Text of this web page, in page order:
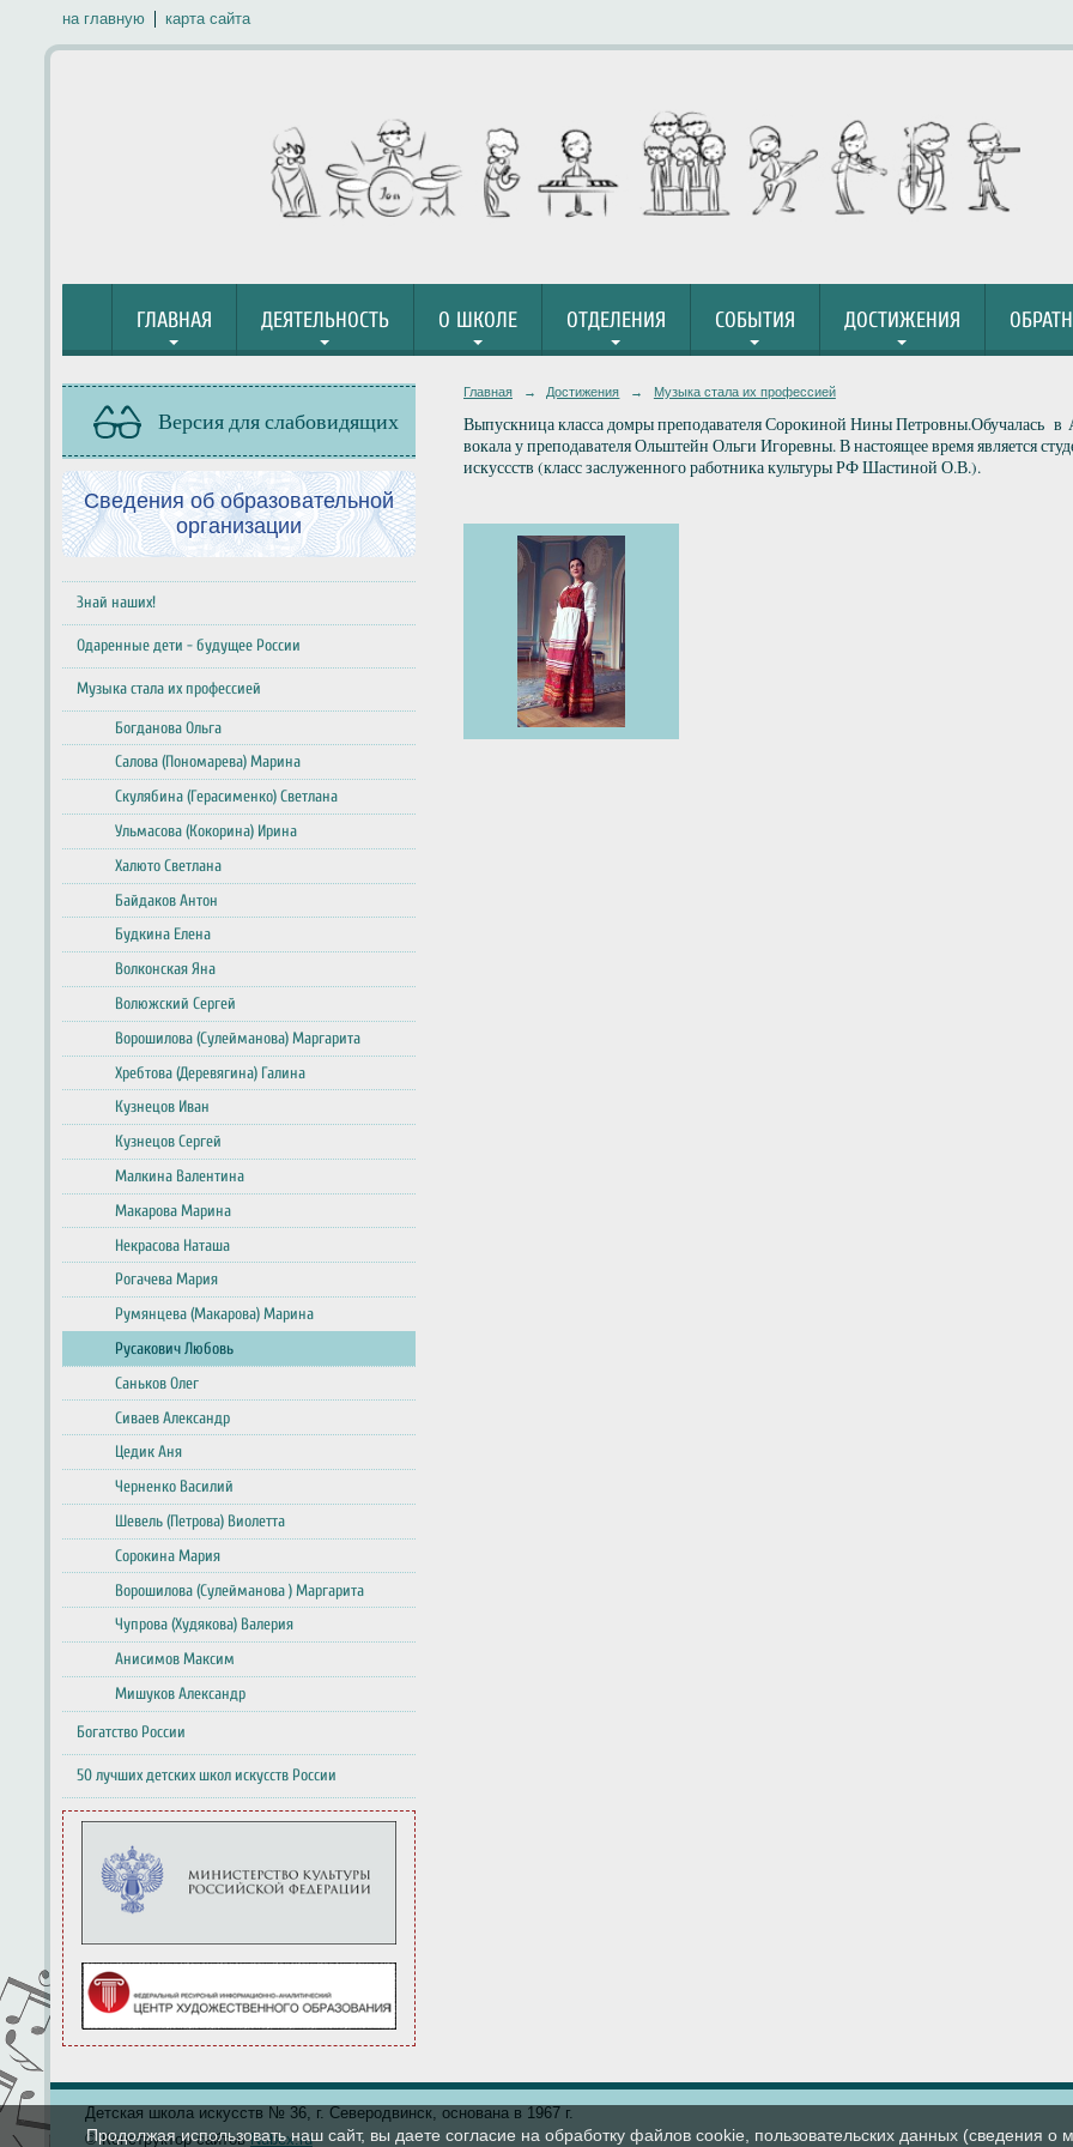
на главную карта сайта
ГЛАВНАЯ ДЕЯТЕЛЬНОСТЬ О ШКОЛЕ ОТДЕЛЕНИЯ СОБЫТИЯ ДОСТИЖЕНИЯ
Версия для слабовидящих
Сведения об образовательной
организации
Знай наших!
Одаренные дети - будущее России
Музыка стала их профессией
Богданова Ольга
Салова (Пономарева) Марина
Скулябина (Герасименко) Светлана
Ульмасова (Кокорина) Ирина
Халюто Светлана
Байдаков Антон
Будкина Елена
Волконская Яна
Волюжский Сергей
Ворошилова (Сулейманова) Маргарита
Хребтова (Деревягина) Галина
Кузнецов Иван
Кузнецов Сергей
Малкина Валентина
Макарова Марина
Некрасова Наташа
Рогачева Мария
Румянцева (Макарова) Марина
Русакович Любовь
Саньков Олег
Сиваев Александр
Цедик Аня
Черненко Василий
Шевель (Петрова) Виолетта
Сорокина Мария
Ворошилова (Сулейманова ) Маргарита
Чупрова (Худякова) Валерия
Анисимов Максим
Мишуков Александр
Богатство России
50 лучших детских школ искусств России
Главная → Достижения → Музыка стала их профессией
Выпускница класса домры преподавателя Сорокиной Нины Петровны.Обучалась в
вокала у преподавателя Ольштейн Ольги Игоревны. В настоящее время является
искуссств (класс заслуженного работника культуры РФ Шастиной О.В.).
Детская школа искусств № 36, г. Северодвинск, основана в 1967 г.
© Конструктор сайтовNubex.ru
Продолжая использовать наш сайт, вы даете согласие на обработку файлов cookie, пользовательских данных (сведения